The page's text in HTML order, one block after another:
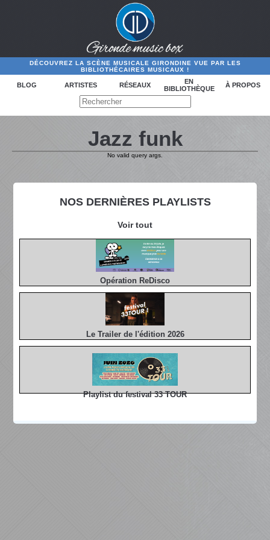
DÉCOUVREZ LA SCÈNE MUSICALE GIRONDINE VUE PAR LES
BIBLIOTHÉCAIRES MUSICAUX !
BLOG ARTISTES RÉSEAUX
EN
BIBLIOTHÈQUE
À PROPOS
NOS DERNIÈRES PLAYLISTS
Voir tout
Opération ReDisco
Le Trailer de l'édition 2026
Playlist du festival 33 TOUR
Jazz funk
No valid query args.